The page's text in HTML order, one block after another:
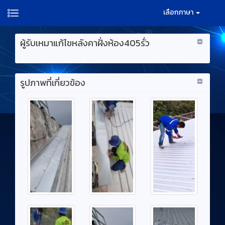
เลือกภาษา
ผู้รับเหมาแก้ไขหลังคาฝั่งห้อง405รั่ว
รูปภาพที่เกี่ยวข้อง